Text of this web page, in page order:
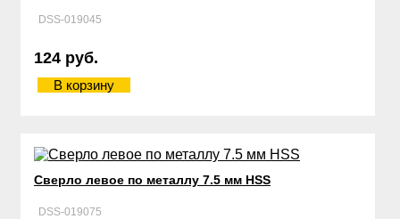
DSS-019045
124 руб.
В корзину
Сверло левое по металлу 7.5 мм HSS
DSS-019075